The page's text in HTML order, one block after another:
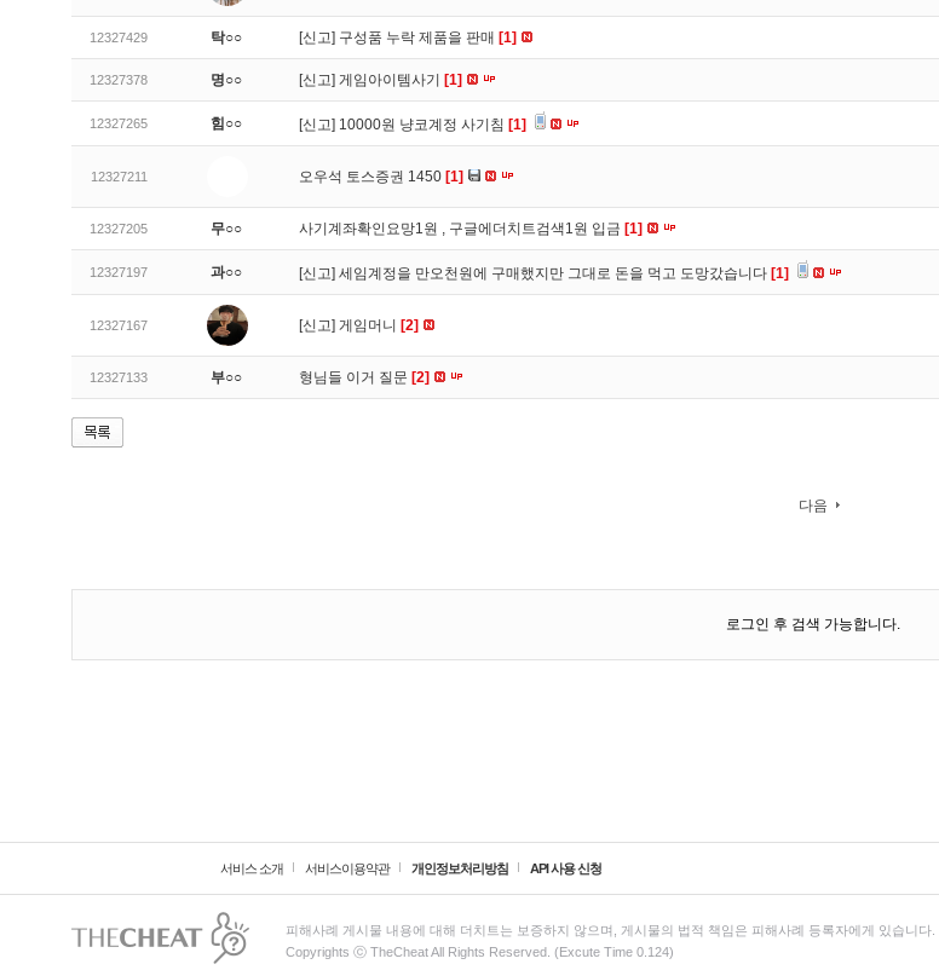
12327429 탁○○ [신고] 구성품 누락 제품을 판매 [1]
12327378 명○○ [신고] 게임아이템사기 [1]
12327265 힘○○ [신고] 10000원 냥코계정 사기침 [1]
12327211 오우석 토스증권 1450 [1]
12327205 무○○ 사기계좌확인요망1원 , 구글에더치트검색1원 입금 [1]
12327197 과○○ [신고] 세임계정을 만오천원에 구매했지만 그대로 돈을 먹고 도망갔습니다 [1]
12327167 [신고] 게임머니 [2]
12327133 부○○ 형님들 이거 질문 [2]
다음
로그인 후 검색 가능합니다.
서비스 소개 서비스이용약관 개인정보처리방침 API 사용 신청
피해사례 게시물 내용에 대해 더치트는 보증하지 않으며, 게시물의 법적 책임은 피해사례 등록자에게 있습니다.
Copyrights ⓒ TheCheat All Rights Reserved. (Excute Time 0.124)